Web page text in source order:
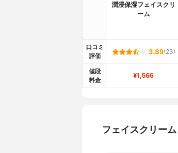
潤浸保湿フェイスクリ
ーム
口コミ
評価
3.89(23)
値段
料金
¥1,566
フェイスクリー